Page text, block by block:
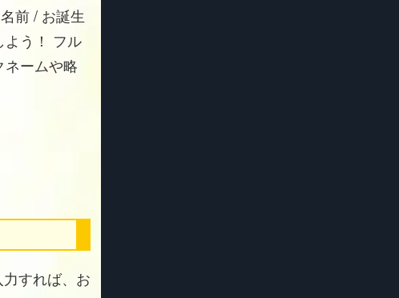
前 / お誕生
よう！ フル
ームや略
すれば、お